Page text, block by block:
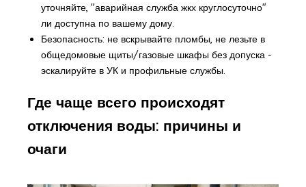
уточняйте, "аварийная служба жкх круглосуточно"
ли доступна по вашему дому.
Безопасность: не вскрывайте пломбы, не лезьте в
общедомовые щиты/газовые шкафы без допуска -
эскалируйте в УК и профильные службы.
Где чаще всего происходят
отключения воды: причины и
очаги